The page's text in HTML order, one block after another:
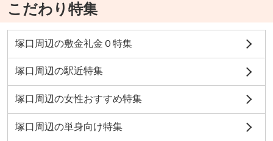
こだわり特集
塚口周辺の敷金礼金０特集
塚口周辺の駅近特集
塚口周辺の女性おすすめ特集
塚口周辺の単身向け特集